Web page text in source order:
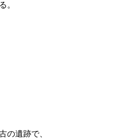
。
の遺跡で、